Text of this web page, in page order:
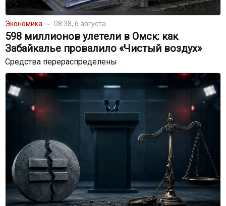
Экономика 08:38, 6 августа
598 миллионов улетели в Омск: как
Забайкалье провалило «Чистый воздух»
Средства перераспределены